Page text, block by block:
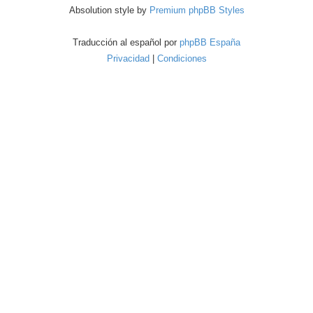
Absolution style by Premium phpBB Styles
Traducción al español por phpBB España
Privacidad
Condiciones